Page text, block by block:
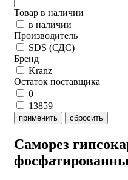
Товар в наличии
в наличии
Производитель
SDS (СДС)
Бренд
Kranz
Остаток поставщика
0
13859
применить сбросить
Саморез